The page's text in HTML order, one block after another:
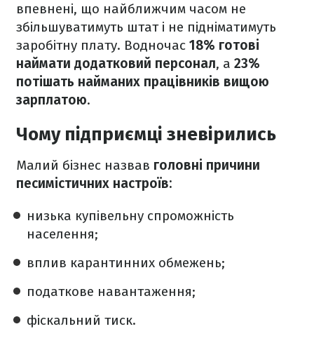
впевнені, що найближчим часом не
збільшуватимуть штат і не підніматимуть
заробітну плату. Водночас 18% готові
наймати додатковий персонал, а 23%
потішать найманих працівників вищою
зарплатою.
Чому підприємці зневірились
Малий бізнес назвав головні причини
песимістичних настроїв:
низька купівельну спроможність
населення;
вплив карантинних обмежень;
податкове навантаження;
фіскальний тиск.